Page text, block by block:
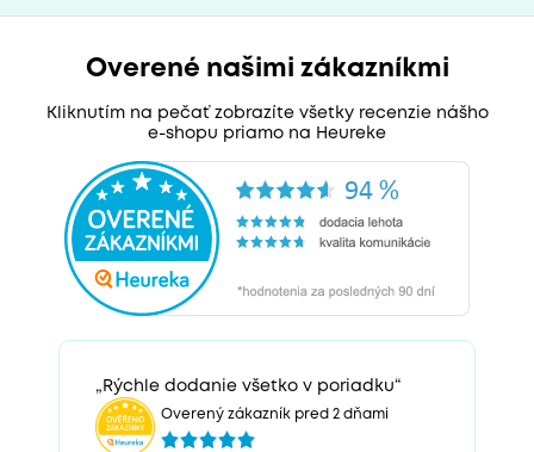
Overené našimi zákazníkmi
Kliknutím na pečať zobrazíte všetky recenzie nášho
e-shopu priamo na Heureke
„Rýchle dodanie všetko v poriadku“
Overený zákazník pred 2 dňami